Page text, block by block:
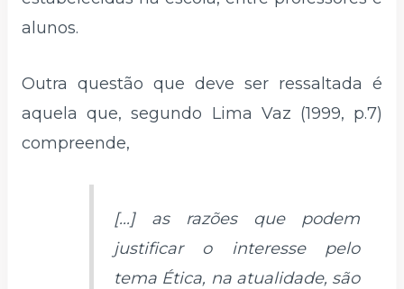
alunos.
Outra questão que deve ser ressaltada é
aquela que, segundo Lima Vaz (1999, p.7)
compreende,
[...] as razões que podem
justificar o interesse pelo
tema Ética, na atualidade, são